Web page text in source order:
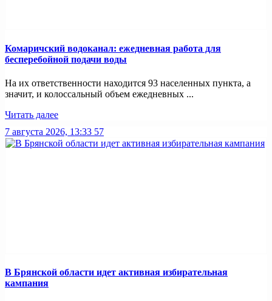
Комаричский водоканал: ежедневная работа для
бесперебойной подачи воды
На их ответственности находится 93 населенных пункта, а
значит, и колоссальный объем ежедневных ...
Читать далее
7 августа 2026, 13:33 57
В Брянской области идет активная избирательная
кампания